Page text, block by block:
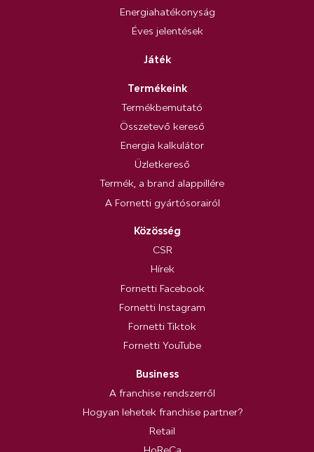
Energiahatékonyság
Éves jelentések
Játék
Termékeink
Termékbemutató
Összetevő kereső
Energia kalkulátor
Üzletkereső
Termék, a brand alappillére
A Fornetti gyártósorairól
Közösség
CSR
Hírek
Fornetti Facebook
Fornetti Instagram
Fornetti Tiktok
Fornetti YouTube
Business
A franchise rendszerről
Hogyan lehetek franchise partner?
Retail